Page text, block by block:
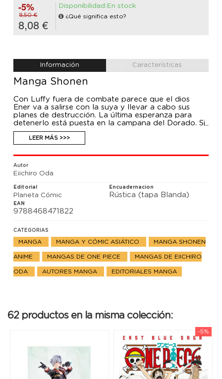
-5%
8,50 €
8,08 €
Disponibilidad:En stock
¿Qué significa esto?
Información Características
Manga Shonen
Con Luffy fuera de combate parece que el dios
Ener va a salirse con la suya y llevar a cabo sus
planes de destrucción. La última esperanza para
detenerlo está puesta en la campana del Dorado. Si
logran hacerla sonar ¡desbloquearán la memoria de
los descendientes del gran guerrero Calgara!
LEER MÁS >>>
Autor
Eiichiro Oda
Editorial
Planeta Cómic
Encuadernacion
Rústica (tapa Blanda)
EAN
9788468471822
CATEGORIAS
MANGA MANGA Y CÓMIC ASIÁTICO MANGA SHONEN
ANIME MANGAS DE ONE PIECE MANGAS DE EIICHIRO
ODA AUTORES MANGA EDITORIALES MANGA
62 productos en la misma colección:
-5%